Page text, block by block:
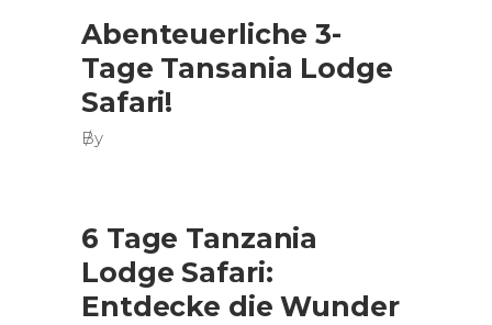
Abenteuerliche 3-
Tage Tansania Lodge
Safari!
By
6 Tage Tanzania
Lodge Safari:
Entdecke die Wunder